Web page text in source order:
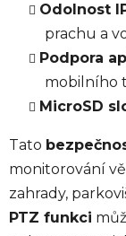
Odolnost
prachu a
Podpora
mobilního
MicroSD
Tato
monitorování
zahrady,
PTZ funkci